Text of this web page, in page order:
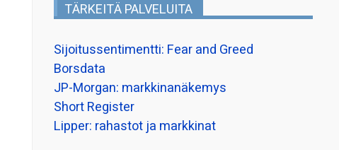
TÄRKEITÄ PALVELUITA
Sijoitussentimentti: Fear and Greed
Borsdata
JP-Morgan: markkinanäkemys
Short Register
Lipper: rahastot ja markkinat